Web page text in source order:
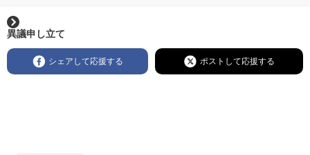
異議申し立て
シェアして応援する ポストして応援する